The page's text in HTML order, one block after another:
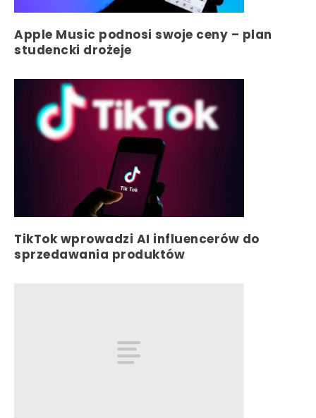
Apple Music podnosi swoje ceny – plan
studencki drożeje
TikTok wprowadzi AI influencerów do
sprzedawania produktów